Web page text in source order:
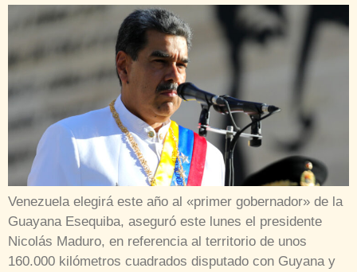
Venezuela elegirá este año al «primer gobernador» de la
Guayana Esequiba, aseguró este lunes el presidente
Nicolás Maduro, en referencia al territorio de unos
160.000 kilómetros cuadrados disputado con Guyana y